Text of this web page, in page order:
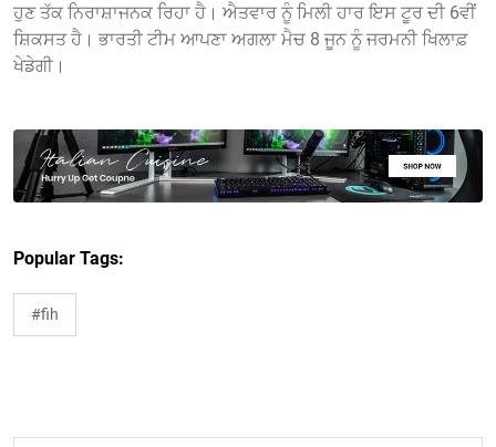
ਹੁਣ ਤੱਕ ਨਿਰਾਸ਼ਾਜਨਕ ਰਿਹਾ ਹੈ। ਐਤਵਾਰ ਨੂੰ ਮਿਲੀ ਹਾਰ ਇਸ ਟੂਰ ਦੀ 6ਵੀਂ
ਸ਼ਿਕਸਤ ਹੈ। ਭਾਰਤੀ ਟੀਮ ਆਪਣਾ ਅਗਲਾ ਮੈਚ 8 ਜੂਨ ਨੂੰ ਜਰਮਨੀ ਖਿਲਾਫ਼
ਖੇਡੇਗੀ।
Popular Tags:
#fih